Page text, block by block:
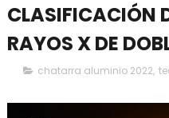
CLASIFICACIÓN
RAYOS X DE
chatarra aluminio 2022,